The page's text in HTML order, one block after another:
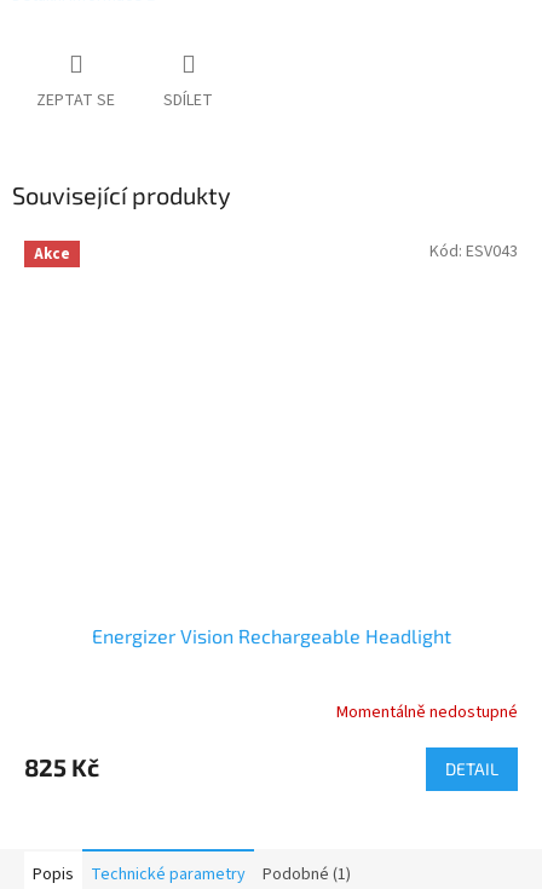
ZEPTAT SE SDÍLET
Související produkty
Akce
Energizer Vision Rechargeable Headlight
Momentálně nedostupné
825 Kč DETAIL
Kód: ESV043
Popis Technické parametry Podobné (1)